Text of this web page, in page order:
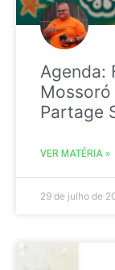
Agenda:
Partage
VER MATÉRIA »
29 de julho de